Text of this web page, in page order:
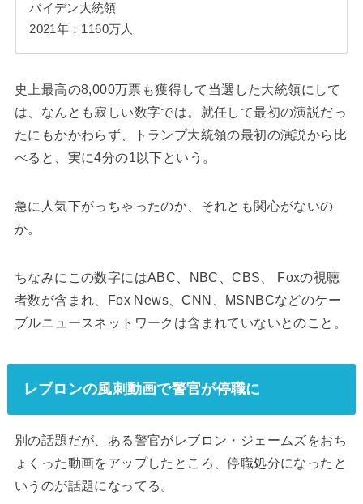
バイデン大統領
2021年：1160万人
史上最高の8,000万票も獲得して当選した大統領にして
は、なんとも寂しい数字では。就任して最初の演説だっ
たにもかかわらず、トランプ大統領の最初の演説から比
べると、実に4分の1以下という。
急に人気下がっちゃったのか、それとも関心がないの
か。
ちなみにこの数字にはABC、NBC、CBS、 Foxの視聴
者数が含まれ、Fox News、CNN、MSNBCなどのケー
ブルニュースネットワークは含まれていないとのこと。
レブロンの風刺動画で警官が停職に
別の話題だが、ある警官がレブロン・ジェームズをおち
ょくった動画をアップしたところ、停職処分になったと
いうのが話題になってる。